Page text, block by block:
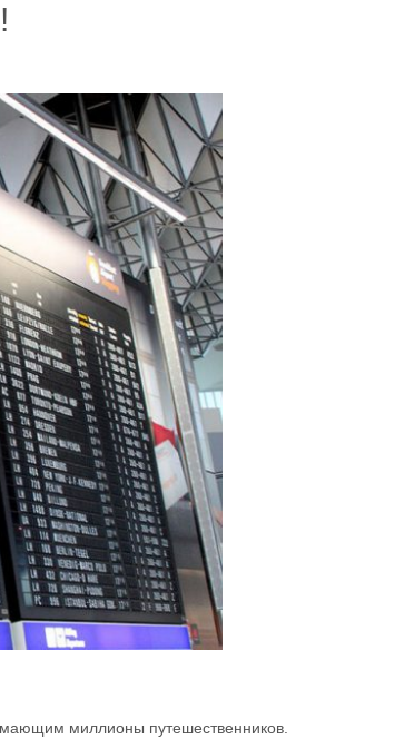
миллионы путешественников.